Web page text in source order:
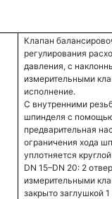
Клапан
регулирования
давления, с
измерительными
исполнение.
С внутренними
шпинделя с
предварительная
ограничения хода
уплотняется
DN 15–DN 20: 2
измерительными
закрыто заглушкой